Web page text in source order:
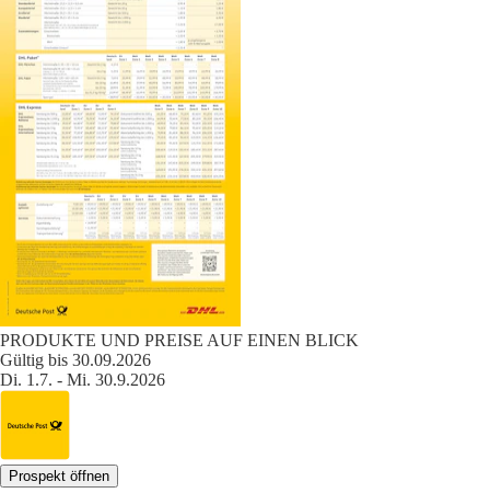
PRODUKTE UND PREISE AUF EINEN BLICK
Gültig bis 30.09.2026
Di. 1.7. - Mi. 30.9.2026
Prospekt öffnen